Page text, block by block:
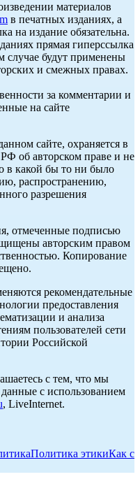
материалов
в печатных изданиях, а
на издание обязательна.
прямая гиперссылка
случае будут применены
и смежных правах.
за комментарии и
на сайте
сайте, охраняется в
РФ об авторском праве и не
в какой бы то ни было
распространению,
разрешения
отмеченные подписью
авторским правом
Копирование
рекомендательные
предоставления
и анализа
пользователей сети
Российской
с тем, что мы
с использованием
, LiveInternet.
Политика этикиКак с